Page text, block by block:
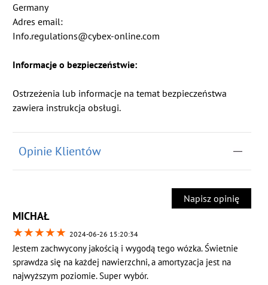
Germany
Adres email:
Info.regulations@cybex-online.com
Informacje o bezpieczeństwie:
Ostrzeżenia lub informacje na temat bezpieczeństwa
zawiera instrukcja obsługi.
Opinie Klientów
Napisz opinię
MICHAŁ
★★★★★ 2024-06-26 15:20:34
Jestem zachwycony jakością i wygodą tego wózka. Świetnie
sprawdza się na każdej nawierzchni, a amortyzacja jest na
najwyższym poziomie. Super wybór.